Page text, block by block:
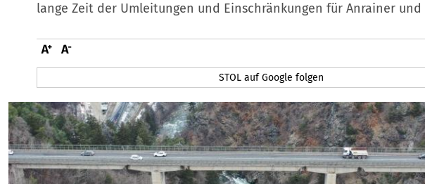
lange Zeit der Umleitungen und Einschränkungen für Anrainer und
STOL auf Google folgen